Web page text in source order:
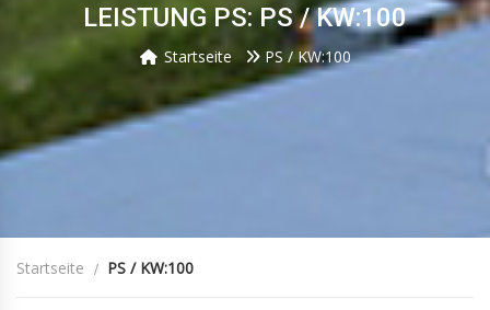
LEISTUNG PS: PS / KW:100
Startseite PS / KW:100
Startseite PS / KW:100